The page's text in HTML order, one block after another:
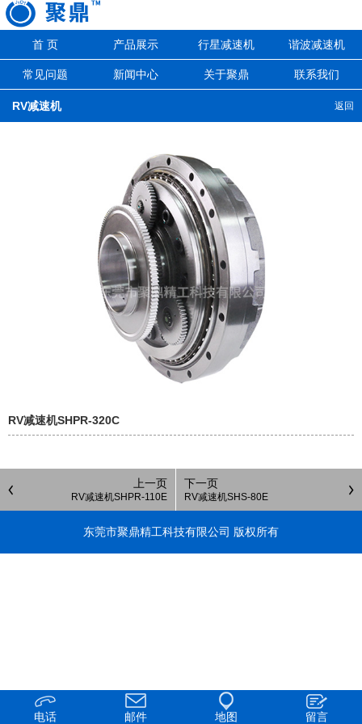
首 页 产品展示 行星减速机 谐波减速机
常见问题 新闻中心 关于聚鼎 联系我们
返回
RV减速机
RV减速机SHPR-320C
上一页
RV减速机SHPR-110E
下一页
RV减速机SHS-80E
东莞市聚鼎精工科技有限公司 版权所有
电话 邮件 地图 留言